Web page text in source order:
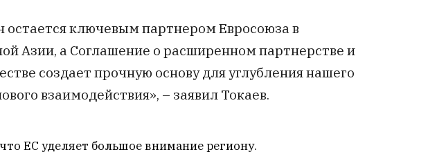
остается ключевым партнером Евросоюза в
Азии, а Соглашение о расширенном партнерстве и
создает прочную основу для углубления нашего
взаимодействия», – заявил Токаев.
ЕС уделяет большое внимание региону.